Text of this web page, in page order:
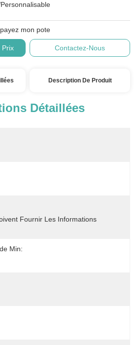
mon pote
Prix Contactez-Nous
Description De Produit
Détaillées
Fournir Les Informations
Min: